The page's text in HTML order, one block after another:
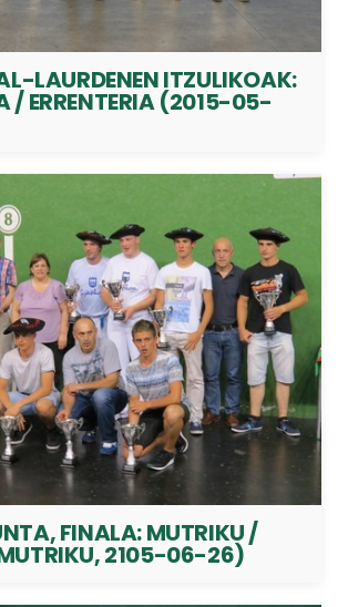
LAURDENEN ITZULIKOAK:
/ ERRENTERIA (2015-05-
FINALA: MUTRIKU /
2105-06-26)